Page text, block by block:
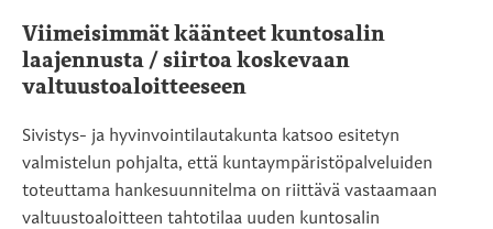
Viimeisimmät käänteet kuntosalin
laajennusta / siirtoa koskevaan
valtuustoaloitteeseen
Sivistys- ja hyvinvointilautakunta katsoo esitetyn
valmistelun pohjalta, että kuntaympäristöpalveluiden
toteuttama hankesuunnitelma on riittävä vastaamaan
valtuustoaloitteen tahtotilaa uuden kuntosalin